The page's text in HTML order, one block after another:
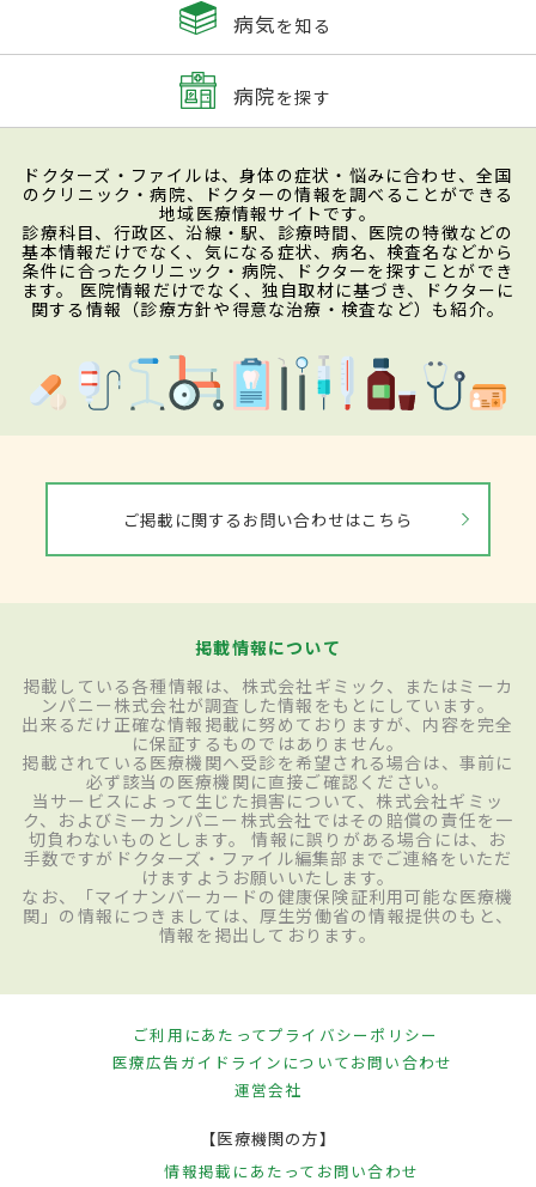
病気を知る
病院を探す
ドクターズ・ファイルは、身体の症状・悩みに合わせ、全国
のクリニック・病院、ドクターの情報を調べることができる
地域医療情報サイトです。
診療科目、行政区、沿線・駅、診療時間、医院の特徴などの
基本情報だけでなく、気になる症状、病名、検査名などから
条件に合ったクリニック・病院、ドクターを探すことができ
ます。 医院情報だけでなく、独自取材に基づき、ドクターに
関する情報（診療方針や得意な治療・検査など）も紹介。
ご掲載に関するお問い合わせはこちら
掲載情報について
掲載している各種情報は、株式会社ギミック、またはミーカ
ンパニー株式会社が調査した情報をもとにしています。
出来るだけ正確な情報掲載に努めておりますが、内容を完全
に保証するものではありません。
掲載されている医療機関へ受診を希望される場合は、事前に
必ず該当の医療機関に直接ご確認ください。
当サービスによって生じた損害について、株式会社ギミッ
ク、およびミーカンパニー株式会社ではその賠償の責任を一
切負わないものとします。 情報に誤りがある場合には、お
手数ですがドクターズ・ファイル編集部までご連絡をいただ
けますようお願いいたします。
なお、「マイナンバーカードの健康保険証利用可能な医療機
関」の情報につきましては、厚生労働省の情報提供のもと、
情報を掲出しております。
ご利用にあたってプライバシーポリシー
医療広告ガイドラインについてお問い合わせ
運営会社
【医療機関の方】
情報掲載にあたって お問い合わせ